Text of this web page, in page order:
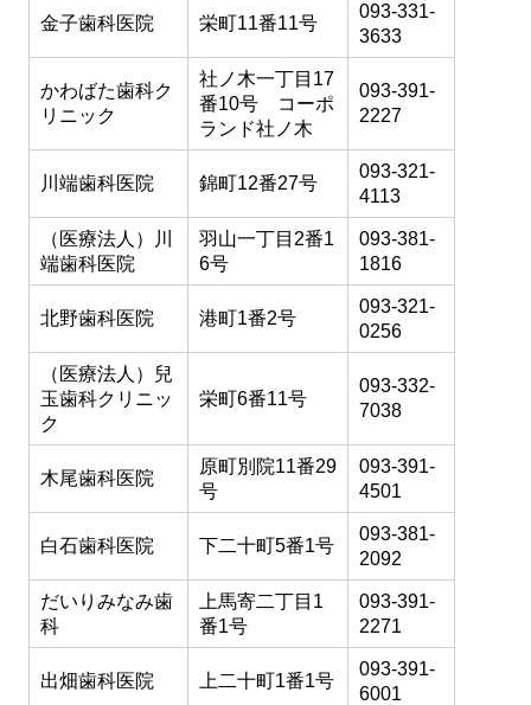
金子歯科医院 栄町11番11号
093-331-
3633
かわばた歯科ク
リニック
社ノ木一丁目17
番10号 コーポ
ランド社ノ木
093-391-
2227
川端歯科医院 錦町12番27号
093-321-
4113
（医療法人）川
端歯科医院
羽山一丁目2番1
6号
093-381-
1816
北野歯科医院 港町1番2号
093-321-
0256
（医療法人）兒
玉歯科クリニッ
ク
栄町6番11号
093-332-
7038
木尾歯科医院
原町別院11番29
号
093-391-
4501
白石歯科医院 下二十町5番1号
093-381-
2092
だいりみなみ歯
科
上馬寄二丁目1
番1号
093-391-
2271
出畑歯科医院 上二十町1番1号
093-391-
6001